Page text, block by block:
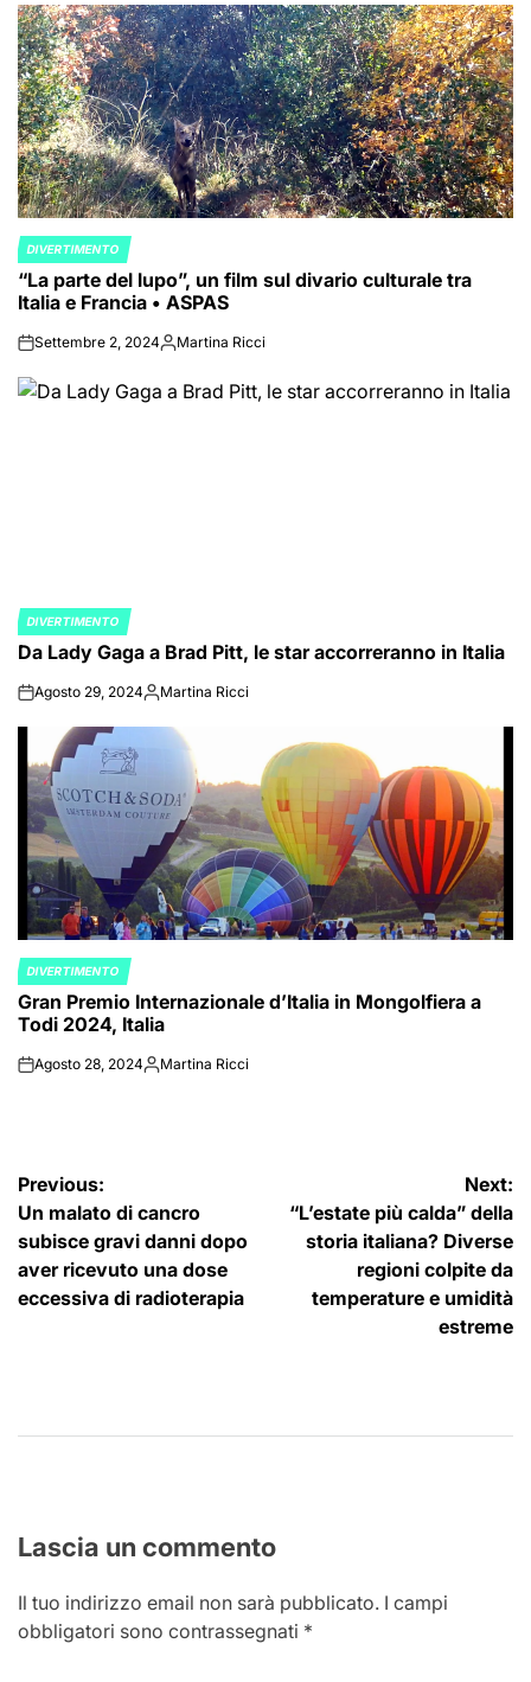
POSTED
IN
DIVERTIMENTO
“La parte del lupo”, un film sul divario culturale tra
Italia e Francia • ASPAS
onSettembre 2, 2024PostedMartina Ricci
POSTED
IN
DIVERTIMENTO
Da Lady Gaga a Brad Pitt, le star accorreranno in Italia
onAgosto 29, 2024PostedMartina Ricci
POSTED
IN
DIVERTIMENTO
Gran Premio Internazionale d’Italia in Mongolfiera a
Todi 2024, Italia
onAgosto 28, 2024PostedMartina Ricci
Navigazione
articoli
Previous:
Un malato di cancro
subisce gravi danni dopo
aver ricevuto una dose
eccessiva di radioterapia
Next:
“L’estate più calda” della
storia italiana? Diverse
regioni colpite da
temperature e umidità
estreme
Lascia un commento
Il tuo indirizzo email non sarà pubblicato. I campi
obbligatori sono contrassegnati *